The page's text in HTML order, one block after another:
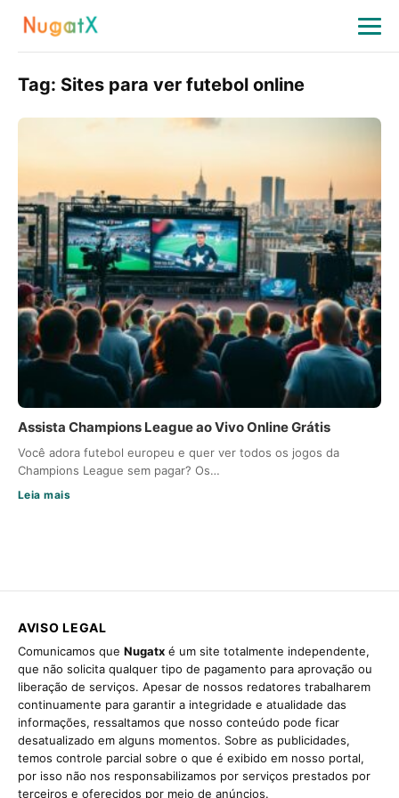
Tag: Sites para ver futebol online
Assista Champions League ao Vivo Online Grátis
Você adora futebol europeu e quer ver todos os jogos da
Champions League sem pagar? Os…
Leia mais
AVISO LEGAL
Comunicamos que Nugatx é um site totalmente independente,
que não solicita qualquer tipo de pagamento para aprovação ou
liberação de serviços. Apesar de nossos redatores trabalharem
continuamente para garantir a integridade e atualidade das
informações, ressaltamos que nosso conteúdo pode ficar
desatualizado em alguns momentos. Sobre as publicidades,
temos controle parcial sobre o que é exibido em nosso portal,
por isso não nos responsabilizamos por serviços prestados por
terceiros e oferecidos por meio de anúncios.